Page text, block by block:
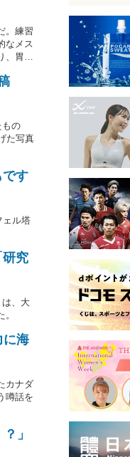
。練習
なメス
、胃腸
の
た写真
す
ェル塔
究
は、大
海
カナダ
噂話を
」